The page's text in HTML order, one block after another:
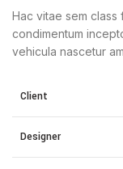
Hac vitae sem class
condimentum
vehicula nascetur
Client
Designer